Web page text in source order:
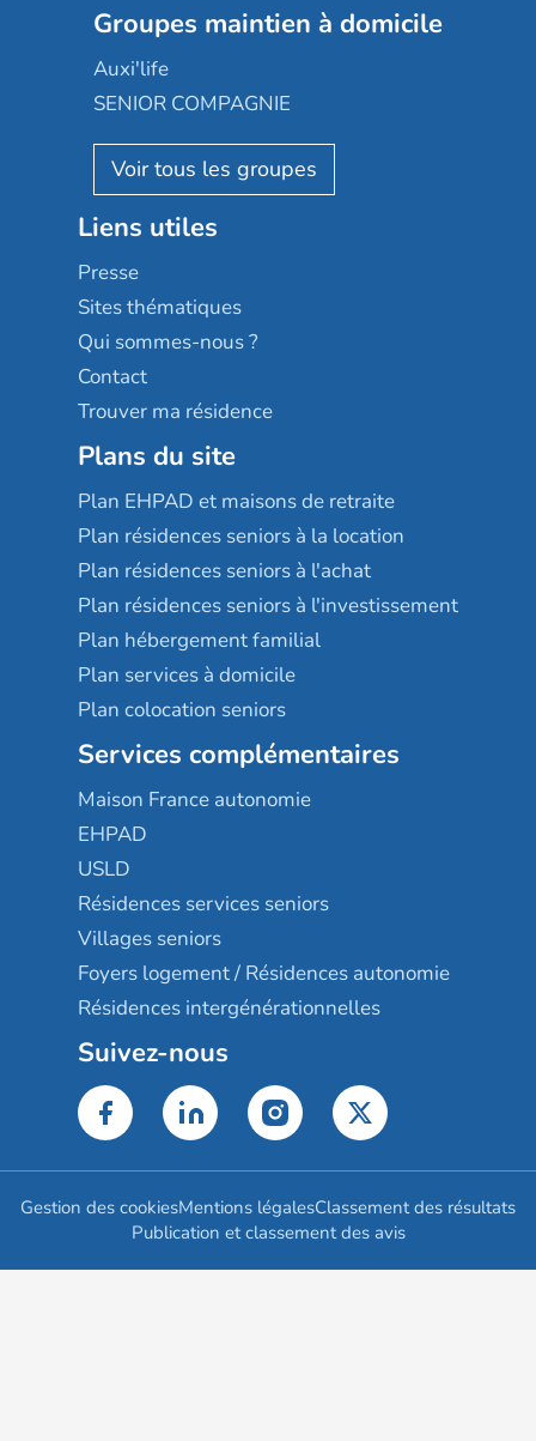
Les jardins d'Arcadie
Occitalia
Appartseniors
Reseda
Stella management
Les villages d'or
Sérénys
Résidences services Villa Médicis
Groupe SOS
Le Noble Âge
Almage
Résidalya
Groupe aplus
Groupes maintien à domicile
Auxi'life
SENIOR COMPAGNIE
AGE D'OR Services
Liens utiles
Presse
Sites thématiques
Qui sommes-nous ?
Contact
Trouver ma résidence
Plans du site
Plan EHPAD et maisons de retraite
Plan résidences seniors à la location
Plan résidences seniors à l'achat
Plan résidences seniors à l'investissement
Plan hébergement familial
Plan services à domicile
Plan colocation seniors
Services complémentaires
Maison France autonomie
EHPAD
USLD
Résidences services seniors
Villages seniors
Foyers logement / Résidences autonomie
Résidences intergénérationnelles
Suivez-nous
Gestion des cookiesMentions légalesClassement des résultats
Publication et classement des avis